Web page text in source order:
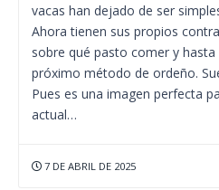
vacas han dejado de ser
Ahora tienen sus propios
sobre qué pasto comer y
próximo método de ordeño.
Pues es una imagen perfecta
actual…
7 DE ABRIL DE 2025